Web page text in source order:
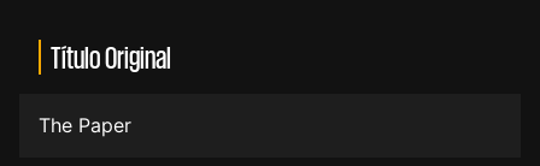
Título Original
The Paper